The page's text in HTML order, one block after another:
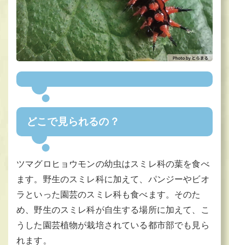
どこで見られるの？
ツマグロヒョウモンの幼虫はスミレ科の葉を食べ
ます。野生のスミレ科に加えて、パンジーやビオ
ラといった園芸のスミレ科も食べます。そのた
め、野生のスミレ科が自生する場所に加えて、こ
うした園芸植物が栽培されている都市部でも見ら
れます。